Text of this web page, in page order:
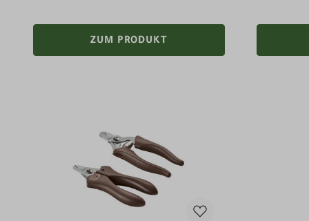
ZUM PRODUKT